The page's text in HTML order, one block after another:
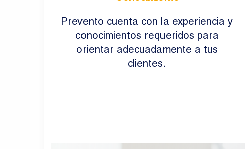
Prevento cuenta con la experiencia y
conocimientos requeridos para
orientar adecuadamente a tus
clientes.